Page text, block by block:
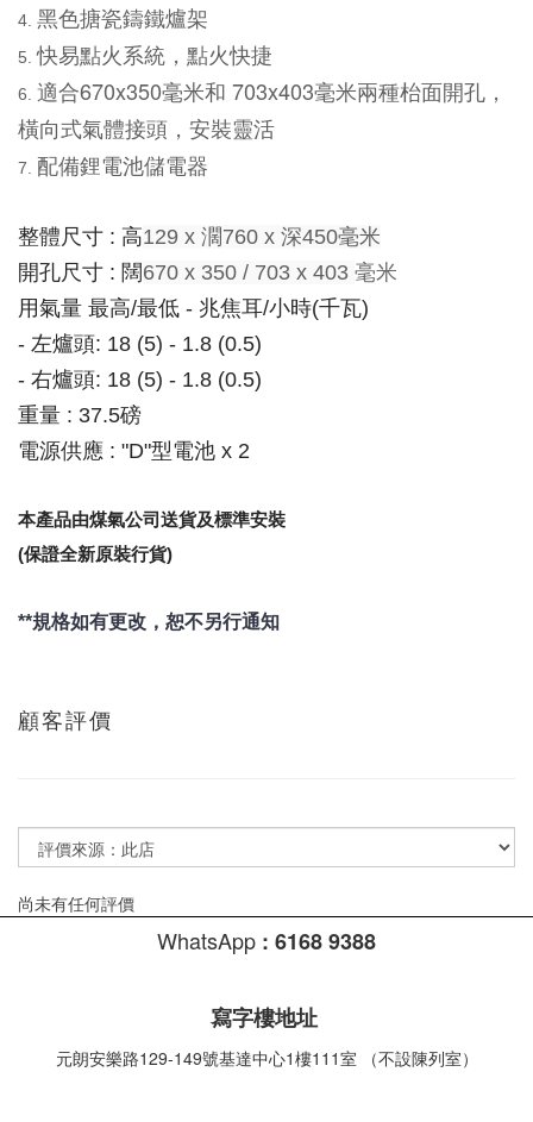
黑色搪瓷鑄鐵爐架
快易點火系統，點火快捷
適合670x350毫米和 703x403毫米兩種枱面開孔，
橫向式氣體接頭，安裝靈活
配備鋰電池儲電器
整體尺寸 : 高129 x 濶760 x 深450毫米
開孔尺寸 : 闊670 x 350 / 703 x 403 毫米
用氣量 最高/最低 - 兆焦耳/小時(千瓦)
- 左爐頭: 18 (5) - 1.8 (0.5)
- 右爐頭: 18 (5) - 1.8 (0.5)
重量 : 37.5磅
電源供應 : "D"型電池 x 2
本產品由煤氣公司送貨及標準安裝
(保證全新原裝行貨)
**規格如有更改，恕不另行通知
顧客評價
尚未有任何評價
WhatsApp : 6168 9388
寫字樓地址
元朗安樂路129-149號基達中心1樓111室 （不設陳列室）